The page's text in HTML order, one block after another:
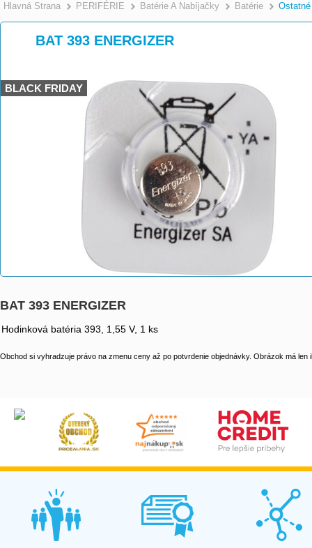
Hlavná Strana >
PERIFÉRIE >
Batérie A Nabíjačky >
Batérie Ostatné
BAT 393 ENERGIZER
BLACK FRIDAY
BAT 393 ENERGIZER
Hodinková batéria 393, 1,55 V, 1 ks
Obchod si vyhradzuje právo na zmenu ceny až po potvrdenie objednávky. Obrázok má len